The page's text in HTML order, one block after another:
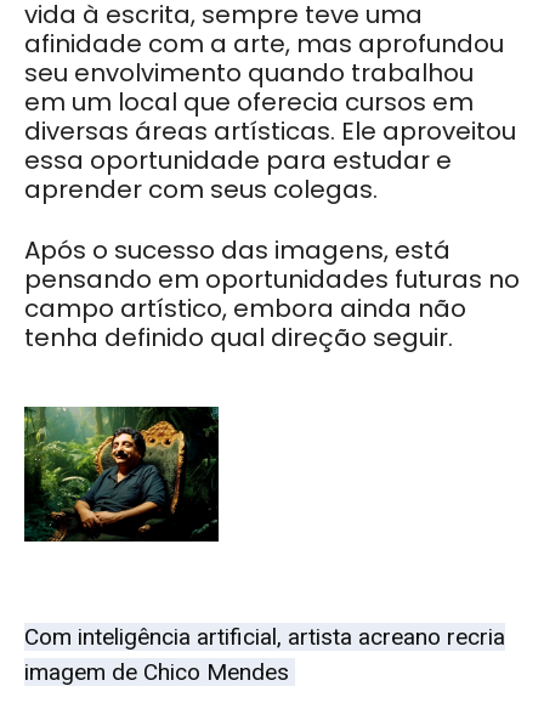
vida à escrita, sempre teve uma
afinidade com a arte, mas aprofundou
seu envolvimento quando trabalhou
em um local que oferecia cursos em
diversas áreas artísticas. Ele aproveitou
essa oportunidade para estudar e
aprender com seus colegas.
Após o sucesso das imagens, está
pensando em oportunidades futuras no
campo artístico, embora ainda não
tenha definido qual direção seguir.
Com inteligência artificial, artista acreano recria
imagem de Chico Mendes